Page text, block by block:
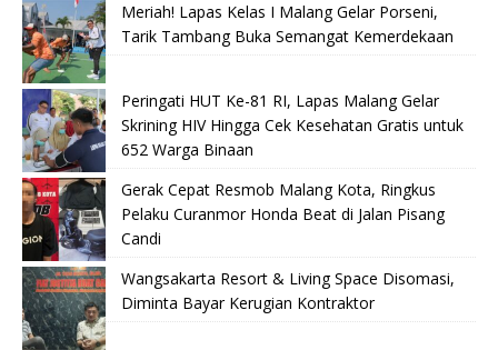
Meriah! Lapas Kelas I Malang Gelar Porseni,
Tarik Tambang Buka Semangat Kemerdekaan
Peringati HUT Ke-81 RI, Lapas Malang Gelar
Skrining HIV Hingga Cek Kesehatan Gratis untuk
652 Warga Binaan
Gerak Cepat Resmob Malang Kota, Ringkus
Pelaku Curanmor Honda Beat di Jalan Pisang
Candi
Wangsakarta Resort & Living Space Disomasi,
Diminta Bayar Kerugian Kontraktor